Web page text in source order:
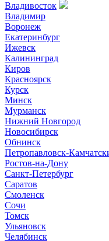
Владивосток
Владимир
Воронеж
Екатеринбург
Ижевск
Калининград
Киров
Красноярск
Курск
Минск
Мурманск
Нижний Новгород
Новосибирск
Обнинск
Петропавловск-
Ростов-на-Дону
Санкт-Петербург
Саратов
Смоленск
Сочи
Томск
Ульяновск
Челябинск